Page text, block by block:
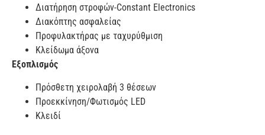
Διατήρηση στροφών-Constant Electronics
Διακόπτης ασφαλείας
Προφυλακτήρας με ταχυρύθμιση
Κλείδωμα άξονα
Εξοπλισμός
Πρόσθετη χειρολαβή 3 θέσεων
Προεκκίνηση/Φωτισμός LED
Κλειδί